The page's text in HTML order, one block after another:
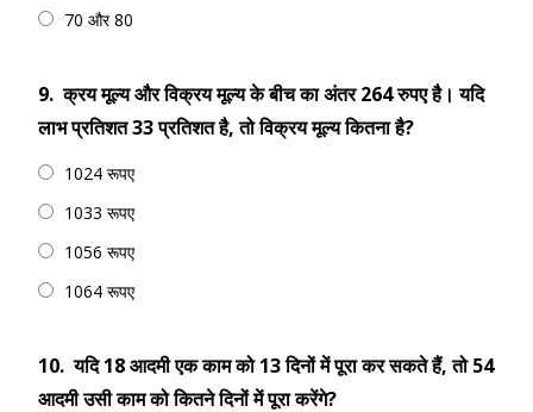
70 और 80
9. क्रय मूल्य और विक्रय मूल्य के बीच का अंतर 264 रुपए है। यदि
लाभ प्रतिशत 33 प्रतिशत है, तो विक्रय मूल्य कितना है?
1024 रूपए
1033 रूपए
1056 रूपए
1064 रूपए
10. यदि 18 आदमी एक काम को 13 दिनों में पूरा कर सकते हैं, तो 54
आदमी उसी काम को कितने दिनों में पूरा करेंगे?